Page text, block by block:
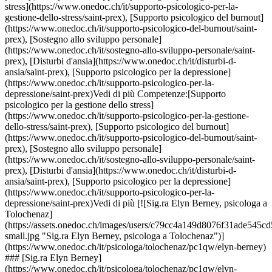
sturbi-d-ansia/saint-prex), [Supporto psicologico per la depressione](https://www.onedoc.ch/it/supporto-psicologico-per-la-depressione/saint-prex)Vedi di più Competenze:[Supporto psicologico per la gestione dello stress](https://www.onedoc.ch/it/supporto-psicologico-per-la-gestione-dello-stress/saint-prex), [Supporto psicologico del burnout](https://www.onedoc.ch/it/supporto-psicologico-del-burnout/saint-prex), [Sostegno allo sviluppo personale](https://www.onedoc.ch/it/sostegno-allo-sviluppo-personale/saint-prex), [Disturbi d'ansia](https://www.onedoc.ch/it/disturbi-d-ansia/saint-prex), [Supporto psicologico per la depressione](https://www.onedoc.ch/it/supporto-psicologico-per-la-depressione/saint-prex)Vedi di più [![Sig.ra Elyn Berney, psicologa a Tolochenaz](https://assets.onedoc.ch/images/users/c79cc4a149d8076f31ade545cd5a6680cb4f8d0fa242a8a48b8126884205590d-small.jpg "Sig.ra Elyn Berney, psicologa a Tolochenaz")](https://www.onedoc.ch/it/psicologa/tolochenaz/pc1qw/elyn-berney) ### [Sig.ra Elyn Berney](https://www.onedoc.ch/it/psicologa/tolochenaz/pc1qw/elyn-berney) ![Badge che indica un profilo verificato](https://www.onedoc.ch/assets/images/icons/checkmark.svg) [Psicologa](https://www.onedoc.ch/it/psicologo/tolochenaz) Centre de sexologie et de couple de la Côte - Tolochenaz Chemin de la Musardière 13 1131 Tolochenaz ![Icona fotocamera con simbolo play che indica che il professionista offre videoconsulti](https://www.onedoc.ch/assets/images/icons/video-consultations.svg)Video-consulti disponibili ![Icona paziente con segno più che indica che il professionista accetta nuovi pazienti](https://www.onedoc.ch/assets/images/icons/new-patients.svg)Accetta nuovi pazienti [Prenota un appuntamento](https://www.onedoc.ch/it/psicologa/tolochenaz/pc1qw/elyn-berney) Competenze:[Supporto psicologico per la gestione dello stress](https://www.onedoc.ch/it/supporto-psicologico-per-la-gestione-dello-stress/tolochenaz), [Terapia di coppia](https://www.onedoc.ch/it/terapia-di-coppia/tolochenaz), [Consiglio coniugale e familiare](https://www.onedoc.ch/it/consiglio-coniugale-e-familiare/tolochenaz), [Monitoraggio gravidanza](https://www.onedoc.ch/it/monitoraggio-gravidanza/tolochenaz)Vedi di più Competenze:[Supporto psicologico per la gestione dello stress](https://www.onedoc.ch/it/supporto-psicologico-per-la-gestione-dello-stress/tolochenaz), [Terapia di coppia](https://www.onedoc.ch/it/terapia-di-coppia/tolochenaz), [Consiglio coniugale e familiare](https://www.onedoc.ch/it/consiglio-coniugale-e-familiare/tolochenaz), [Monitoraggio gravidanza](https://www.onedoc.ch/it/monitoraggio-gravidanza/tolochenaz)Vedi di più [![Sig.ra Léa Tiercy, psicologa a Tolochenaz](https://assets.onedoc.ch/images/users/ebbea4bc222ae737c01d1f886d2a667b1560356d5118cd226b31c6c094db2b5f-small.jpg "Sig.ra Léa Tiercy, psicologa a Tolochenaz")](https://www.onedoc.ch/it/psicologa/tolochenaz/pc2l8/lea-tiercy) ### [Sig.ra Léa Tiercy](https://www.onedoc.ch/it/psicologa/tolochenaz/pc2l8/lea-tiercy) ![Badge che indica un profilo verificato](https://www.onedoc.ch/assets/images/icons/checkmark.svg) [Psicologa](https://www.onedoc.ch/it/psicologo/tolochenaz) Centre de sexologie et couple de la Côte - Léa Tiercy Chemin de la Musardière 13 1131 Tolochenaz ![Icona paziente con segno più che indica che il professionista accetta nuovi pazienti](https://www.onedoc.ch/assets/images/icons/new-patients.svg)Accetta nuovi pazienti [Prenota un appuntamento](https://www.onedoc.ch/it/psicologa/tolochenaz/pc2l8/lea-tiercy) Competenze:[Supporto psicologico per la gestione dello stress](https://www.onedoc.ch/it/supporto-psicologico-per-la-gestione-dello-stress/tolochenaz), [Terapia di coppia](https://www.onedoc.ch/it/terapia-di-coppia/tolochenaz), [Sostegno allo sviluppo personale](https://www.onedoc.ch/it/sostegno-allo-sviluppo-personale/tolochenaz), [Consiglio coniugale e familiare](https://www.onedoc.ch/it/consiglio-coniugale-e-familiare/tolochenaz), [Disturbi d'ansia](https://www.onedoc.ch/it/disturbi-d-ansia/tolochenaz)Vedi di più Competenze:[Supporto psicologico per la gestione dello stress](https://www.onedoc.ch/it/supporto-psicologico-per-la-gestione-dello-stress/tolochenaz), [Terapia di coppia](https://www.onedoc.ch/it/terapia-di-coppia/tolochenaz), [Sostegno allo sviluppo personale](https://www.onedoc.ch/it/sostegno-allo-sviluppo-personale/tolochenaz), [Consiglio coniugale e familiare](https://www.onedoc.ch/it/consiglio-coniugale-e-familiare/tolochenaz), [Disturbi d'ansia](https://www.onedoc.ch/it/disturbi-d-ansia/tolochenaz)Vedi di più [![Sig.ra Syaka Fourel, psicologa a Saint-Prex](https://assets.onedoc.ch/images/users/03df15b1eda1c46cd47ec9094ef73fdbee4b8dfce85c856ef510b3ce59ea9204-small.png "Sig.ra Syaka Fourel, psicologa a Saint-Prex")](https://www.onedoc.ch/it/psicologa/saint-prex/pc2un/syaka-fourel) ### [Sig.ra Syaka Fourel](https://www.onedoc.ch/it/psicologa/saint-prex/pc2un/syaka-fourel) ![Badge che indica un profilo verificato](https://www.onedoc.ch/assets/images/icons/checkmark.svg) [Psicologa](https://www.onedoc.ch/it/psicologo/saint-prex) CONSULTATION PRÉSENTIEL SAINT-PREX - 1h Chemin du Cherrat 1162 Saint-Prex ![Icona paziente con segno più che indica che il professionista accetta nuovi pazienti](https://www.onedoc.ch/assets/images/icons/new-patients.svg)Accetta nuovi pazienti [Prenota un appuntamento](https://www.onedoc.ch/it/psicologa/saint-prex/pc2un/syaka-fourel) Competenze:[Supporto psicologico per la gestione dello stress](https://www.onedoc.ch/it/supporto-psicologico-per-la-gestione-dello-stress/saint-prex), [Supporto psicologico in situazioni di violenza sessuale](https://www.onedoc.ch/it/supporto-psicologico-in-situazioni-di-violenza-sessuale/saint-prex), [Supporto psicologico in addittologia](https://www.onedoc.ch/it/supporto-psicologico-in-addittologia/saint-prex), [Supporto psicologico per la depressione](https://www.onedoc.ch/it/supporto-psicologico-per-la-depressione/saint-prex), [Supporto psicologico per il dolore cronico](https://www.onedoc.ch/it/supporto-psicologico-per-il-dolore-cronico/saint-prex), [Supporto psicologico per disturbi della personalità](https://www.onedoc.ch/it/supporto-psicologico-per-disturbi-della-personalita/saint-prex), [Disturbi alimentari](https://www.onedoc.ch/it/disturbi-alimentari/saint-prex), [Supporto psicologico per disturbi d'identità di genere](https://www.onedoc.ch/it/supporto-psicologico-per-disturbi-d-identita-di-genere/saint-prex)Vedi di più Competenze:[Supporto psicologico per la gestione dello stress](https://www.onedoc.ch/it/supporto-psicologico-per-la-gestione-dello-stress/saint-prex), [Supporto psicologico in situazioni di violenza sessuale](https://www.onedoc.ch/it/supporto-psicologico-in-situazioni-di-violenza-sessuale/saint-prex), [Supporto psicologico in addittologia](https://www.onedoc.ch/it/supporto-psicologico-in-addittologia/saint-prex), [Supporto psicologico per la depressione](https://www.onedoc.ch/it/supporto-psicologico-per-la-depressione/saint-prex), [Supporto psicologico per il dolore cronico](https://www.onedoc.ch/it/supporto-psicologico-per-il-dolore-cronico/saint-prex), [Supporto psicologico per disturbi della personalità](https://www.onedoc.ch/it/supporto-psicologico-per-disturbi-della-personalita/saint-prex), [Disturbi alimentari](https://www.onedoc.ch/it/disturbi-alimentari/saint-prex), [Supporto psicologico per disturbi d'identità di genere](https://www.onedoc.ch/it/supporto-psicologico-per-disturbi-d-identita-di-genere/saint-prex)Vedi di più [![Sig.ra Syaka Fourel, psicologa a Saint-Prex](https://assets.onedoc.ch/images/users/03df15b1eda1c46cd47ec9094ef73fdbee4b8dfce85c856ef510b3ce59ea9204-small.png "Sig.ra Syaka Fourel, psicologa a Saint-Prex")](https://www.onedoc.ch/it/psicologa/saint-prex/pc3ky/syaka-fourel) ### [Sig.ra Syaka Fourel](https://www.onedoc.ch/it/psicologa/saint-prex/pc3ky/syaka-fourel) ![Badge che indica un profilo verificato](https://www.onedoc.ch/assets/images/icons/checkmark.svg) [Psicologa](https://www.onedoc.ch/it/psicologo/saint-prex) 1er RDV PRESENTIEL SAINT-PREX - 30 à 40min Chemin du Cherrat 1162 Saint-Prex ![Icona paziente con segno più che indica che il professionista accetta nuovi pazienti](https://www.onedoc.ch/assets/images/icons/new-patients.svg)Accetta nuovi pazienti [Prenota un appuntamento](https://www.onedoc.ch/it/psicologa/saint-prex/pc3ky/syaka-fourel) Competenze:[Supporto psicologico per la gestione dello stress](https://www.onedoc.ch/it/supporto-psicologico-per-la-gestione-dello-stress/saint-prex), [Supporto psicologico in situazioni di violenza sessuale](https://www.onedoc.ch/it/supporto-psicologico-in-situazioni-di-violenza-sessuale/saint-prex), [Supporto psicologico in addittologia](https://www.onedoc.ch/it/supporto-psicologico-in-addittologia/saint-prex), [Supporto psicologico per la depressione](https://www.onedoc.ch/it/supporto-psicologico-per-la-depressione/saint-prex), [Supporto psicologico per il dolore cronico](https://www.onedoc.ch/it/supporto-psicologico-per-il-dolore-cronico/saint-prex), [Supporto psicologico per disturbi della personalità](https://www.onedoc.ch/it/supporto-psicologico-per-disturbi-della-personalita/saint-prex), [Disturbi alimentari](https://www.onedoc.ch/it/disturbi-alimentari/saint-prex), [Supporto psicologico per disturbi d'identità di genere](https://www.onedoc.ch/it/supporto-psicologico-per-disturbi-d-identita-di-genere/saint-prex)Vedi di più Competenze:[Supporto psicologico per la gestione dello stress](https://www.onedoc.ch/it/supporto-psicologico-per-la-gestione-dello-stress/saint-prex), [Supporto psicologico in situazioni di violenza sessuale](https://www.onedoc.ch/it/supporto-psicologico-in-situazioni-di-violenza-sessuale/saint-prex), [Supporto psicologico in addittologia](https://www.onedoc.ch/it/supporto-psicologico-in-addittologia/saint-prex), [Supporto psicologico per la depressione](https://www.onedoc.ch/it/supporto-psicologico-per-la-depressione